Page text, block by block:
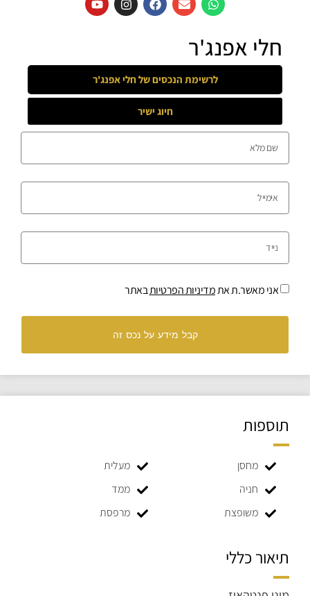
חלי אפנג'ר
לרשימת הנכסים שלחלי אפנג'ר
חיוג ישיר
אני מאשר.ת אתמדיניות הפרטיותבאתר
קבל מידע על נכס זה
תוספות
מחסן
מעלית
חניה
ממד
משופצת
מרפסת
תיאור כללי